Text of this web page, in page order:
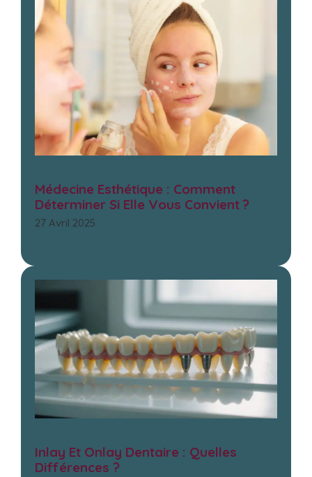
Médecine Esthétique : Comment
Déterminer Si Elle Vous Convient ?
27 Avril 2025
Inlay Et Onlay Dentaire : Quelles
Différences ?